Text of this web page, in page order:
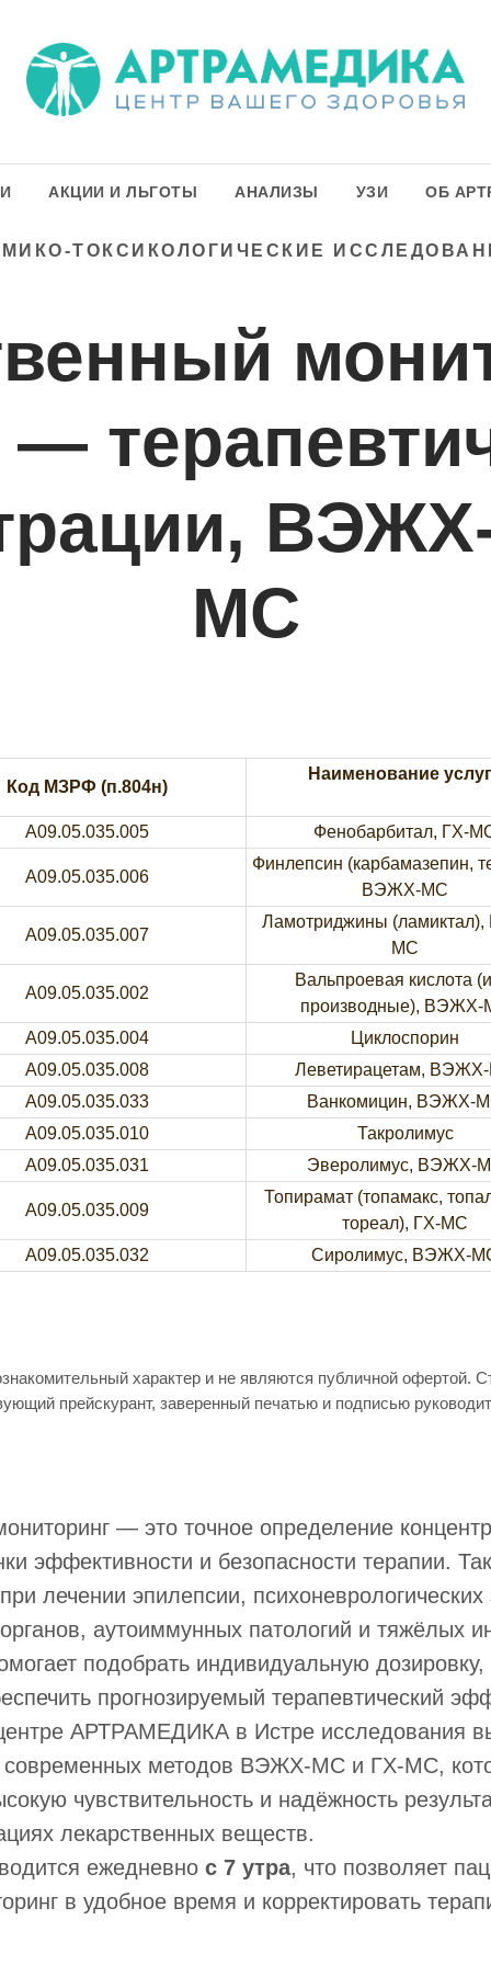
АКЦИИ И ЛЬГОТЫ АНАЛИЗЫ УЗИ ОБ
ТОКСИКОЛОГИЧЕСКИЕ
МС
Код МЗРФ (п.804н)
Наименование
A09.05.035.005 Фенобарбитал, ГХ-
A09.05.035.006
Финлепсин (карбамазепин,
ВЭЖХ-МС
A09.05.035.007
Ламотриджины
МС
A09.05.035.002
Вальпроевая кислота
производные),
A09.05.035.004
Циклоспорин
A09.05.035.008
Леветирацетам,
A09.05.035.033
Ванкомицин, ВЭЖХ-
A09.05.035.010
Такролимус
A09.05.035.031
Эверолимус, ВЭЖХ-
A09.05.035.009
Топирамат (топамакс,
тореал), ГХ-МС
A09.05.035.032
Сиролимус, ВЭЖХ-
характер и не являются публичной офертой.
прейскурант, заверенный печатью и подписью
— это точное определение
эффективности и безопасности терапии.
лечении эпилепсии,
аутоиммунных патологий и тяжёлых
подобрать индивидуальную дозировку,
прогнозируемый терапевтический
АРТРАМЕДИКА в Истре исследования
современных методов ВЭЖХ-МС и ГХ-МС,
чувствительность и надёжность
лекарственных веществ.
ежедневно с 7 утра, что позволяет
в удобное время и корректировать